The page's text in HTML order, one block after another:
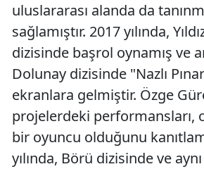
uluslararası alanda da
sağlamıştır. 2017 yılında,
dizisinde başrol oynamış ve
Dolunay dizisinde "Nazlı
ekranlara gelmiştir. Özge
projelerdeki performansları,
bir oyuncu olduğunu
yılında, Börü dizisinde ve aynı